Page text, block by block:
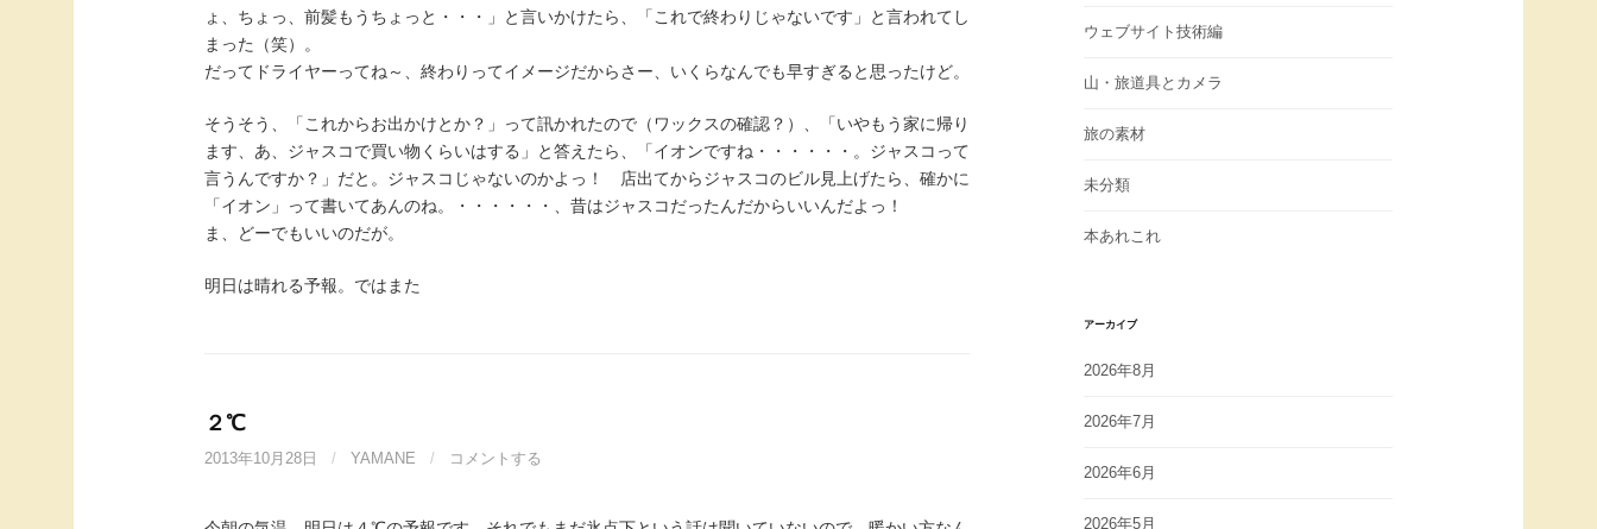
ょ、ちょっ、前髪もうちょっと・・・」と言いかけたら、「これで終わりじゃないです」と言われてし
まった（笑）。
だってドライヤーってね～、終わりってイメージだからさー、いくらなんでも早すぎると思ったけど。
そうそう、「これからお出かけとか？」って訊かれたので（ワックスの確認？）、「いやもう家に帰り
ます、あ、ジャスコで買い物くらいはする」と答えたら、「イオンですね・・・・・・。ジャスコって
言うんですか？」だと。ジャスコじゃないのかよっ！ 店出てからジャスコのビル見上げたら、確かに
「イオン」って書いてあんのね。・・・・・・、昔はジャスコだったんだからいいんだよっ！
ま、どーでもいいのだが。
明日は晴れる予報。ではまた
２℃
2013年10月28日 / YAMANE / コメントする
ウェブサイト技術編
山・旅道具とカメラ
旅の素材
未分類
本あれこれ
アーカイブ
2026年8月
2026年7月
2026年6月
2026年5月